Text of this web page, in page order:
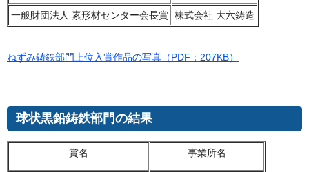
一般財団法人 素形材センター会長賞 株式会社 大六鋳造
ねずみ鋳鉄部門上位入賞作品の写真（PDF：207KB）
球状黒鉛鋳鉄部門の結果
賞名 事業所名